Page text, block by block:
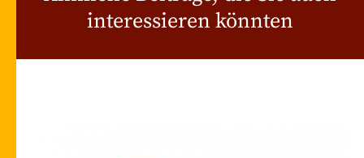
interessieren könnten